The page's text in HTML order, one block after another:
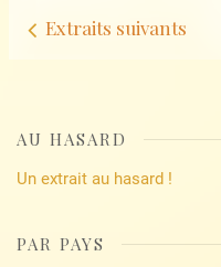
Navigation
Extraits suivants
AU HASARD
Un extrait au hasard !
PAR PAYS